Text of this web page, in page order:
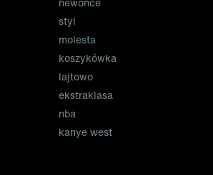
styl
molesta
koszykówka
lajtowo
ekstraklasa
nba
kanye west